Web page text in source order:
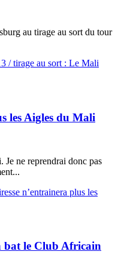
au tirage au sort du tour
/ tirage au sort : Le Mali
les Aigles du Mali
Je ne reprendrai donc pas
n’entrainera plus les
bat le Club Africain